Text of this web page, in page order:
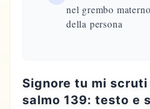
nel grembo
della persona
Signore tu mi
salmo 139: testo e